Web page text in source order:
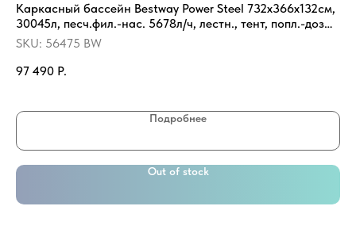
Каркасный бассейн Bestway Power Steel 732х366х132см,
30045л, песч.фил.-нас. 5678л/ч, лестн., тент, попл.-доз
(56475)
SKU: 56475 BW
97 490 Р.
Подробнее
Out of stock